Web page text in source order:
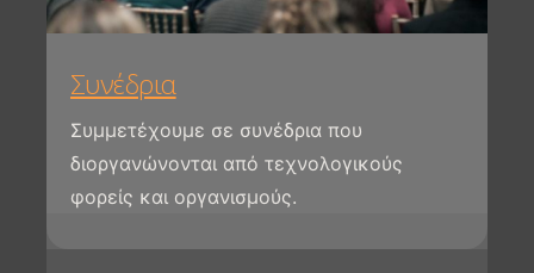
Συνέδρια
Συμμετέχουμε σε συνέδρια που
διοργανώνονται από τεχνολογικούς
φορείς και οργανισμούς.